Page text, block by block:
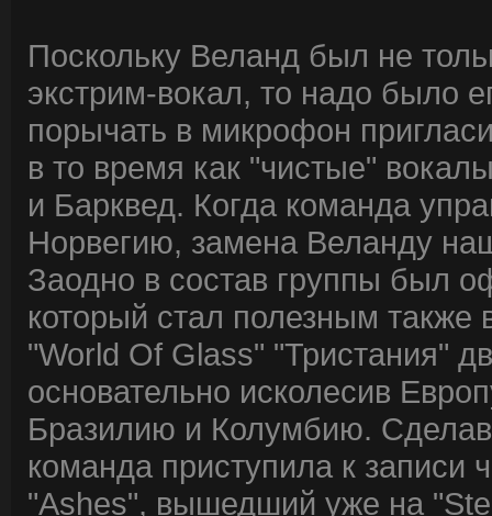
Поскольку Веланд был не
экстрим-вокал, то надо было
порычать в микрофон
в то время как "чистые"
и Барквед. Когда команда
Норвегию, замена Веланду
Заодно в состав группы был
который стал полезным также
"World Of Glass" "Тристания"
основательно исколесив
Бразилию и Колумбию.
команда приступила к записи
"Ashes", вышедший уже на